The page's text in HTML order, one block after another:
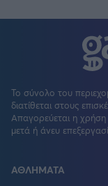
Το σύνολο του
διατίθεται στους
Απαγορεύεται η
μετά ή άνευ
ΑΘΛΗΜΑΤΑ